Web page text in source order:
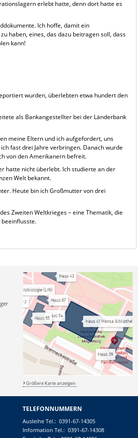
erlebt hatte, denn dort hatte es
Ich hoffe, damit ein
haben, eines, das dazu beitragen soll, dass
kann!
wurden, überlebten etwa hundert den
als Bankangestellter bei der Länderbank
meine Eltern und ich aufgefordert, uns
fast drei Jahre verbringen. Danach wurde
von den Amerikanern befreit.
hatte nicht überlebt. Ich studierte an der
Welt bekannt.
Heute bin ich Großmutter von drei
Zweiten Weltkrieges – eine Thematik, die
Größere Karte anzeigen
TELEFONNUMMERN
Ausleihe Tel.: 0391-67-14305
Information Tel.: 0391-67-14308